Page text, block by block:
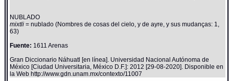
NUBLADO
mixtli= nublado (Nombres de cosas del cielo, y de ayre, y sus mudanças: 1,
63)
Fuente: 1611 Arenas
Gran Diccionario Náhuatl [en línea]. Universidad Nacional Autónoma de
México [Ciudad Universitaria, México D.F.]: 2012 [29-08-2020]. Disponible en
la Web http://www.gdn.unam.mx/contexto/11007